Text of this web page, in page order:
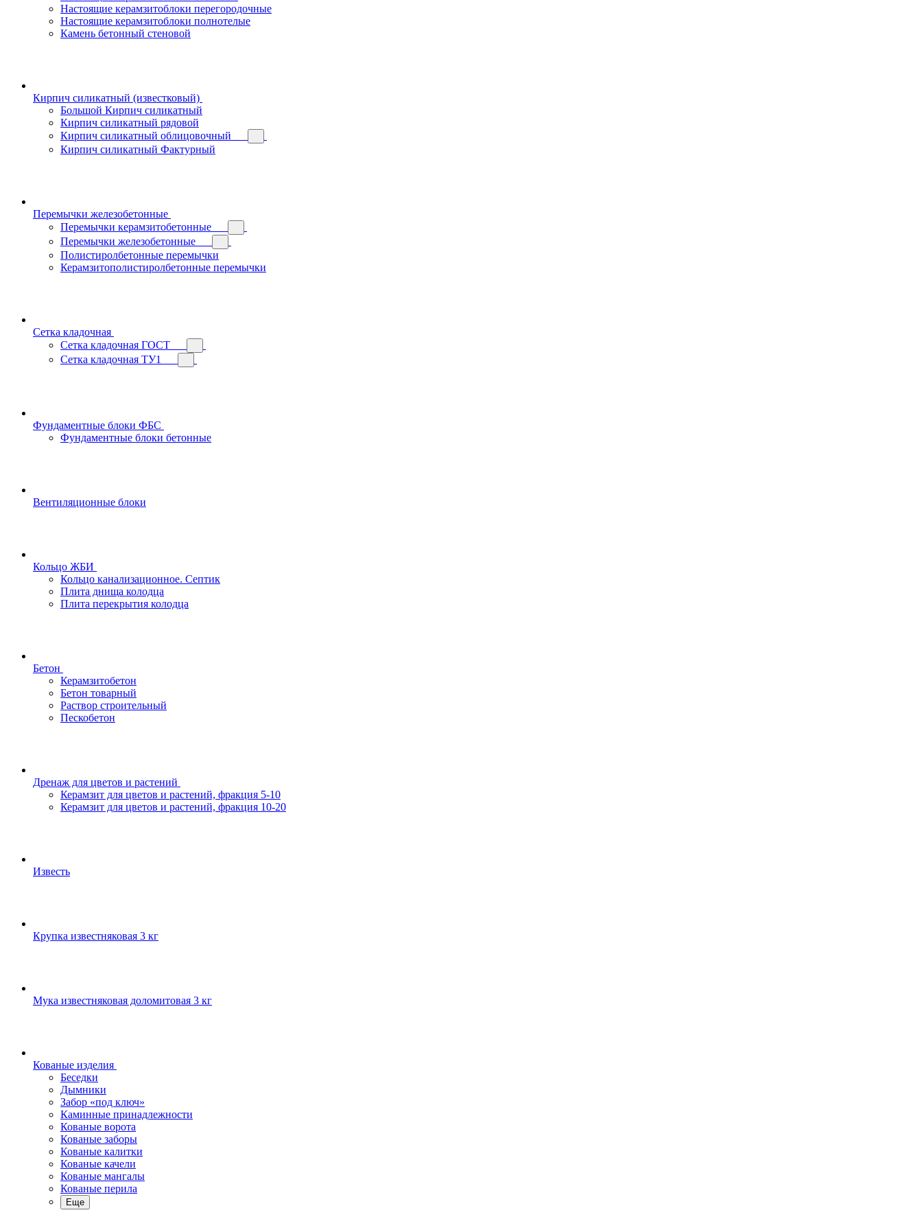
Настоящие керамзитоблоки перегородочные
Настоящие керамзитоблоки полнотелые
Камень бетонный стеновой
Кирпич силикатный (известковый)
Большой Кирпич силикатный
Кирпич силикатный рядовой
Кирпич силикатный облицовочный
Кирпич силикатный Фактурный
Перемычки железобетонные
Перемычки керамзитобетонные
Перемычки железобетонные
Полистиролбетонные перемычки
Керамзитополистиролбетонные перемычки
Сетка кладочная
Сетка кладочная ГОСТ
Сетка кладочная ТУ1
Фундаментные блоки ФБС
Фундаментные блоки бетонные
Вентиляционные блоки
Кольцо ЖБИ
Кольцо канализационное. Септик
Плита днища колодца
Плита перекрытия колодца
Бетон
Керамзитобетон
Бетон товарный
Раствор строительный
Пескобетон
Дренаж для цветов и растений
Керамзит для цветов и растений, фракция 5-10
Керамзит для цветов и растений, фракция 10-20
Известь
Крупка известняковая 3 кг
Мука известняковая доломитовая 3 кг
Кованые изделия
Беседки
Дымники
Забор «под ключ»
Каминные принадлежности
Кованые ворота
Кованые заборы
Кованые калитки
Кованые качели
Кованые мангалы
Кованые перила
Еще